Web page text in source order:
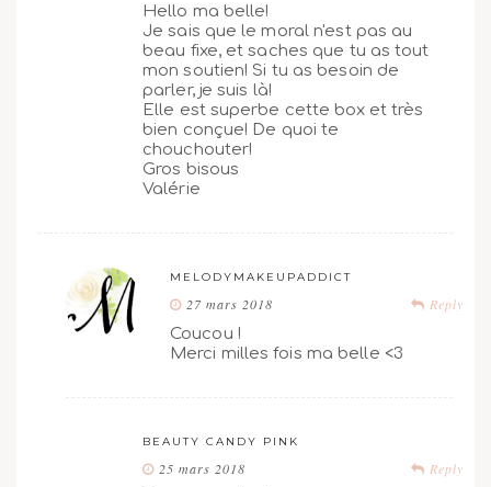
Hello ma belle!
Je sais que le moral n'est pas au
beau fixe, et saches que tu as tout
mon soutien! Si tu as besoin de
parler, je suis là!
Elle est superbe cette box et très
bien conçue! De quoi te
chouchouter!
Gros bisous
Valérie
MELODYMAKEUPADDICT
Reply
27 mars 2018
Coucou !
Merci milles fois ma belle <3
BEAUTY CANDY PINK
Reply
25 mars 2018